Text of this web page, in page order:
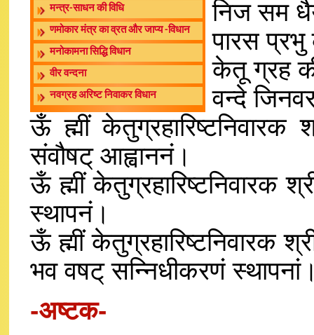
मन्त्र-साधन की विधि
णमोकार मंत्र का व्रत और जाप्य -विधान
मनोकामना सिद्धि विधान
वीर वन्दना
नवग्रह अरिष्ट निवाकर विधान
निज सम
पारस
केतू ग्रह
वन्दे
ऊँ ह्मीं केतुग्रहारिष्टनिवारक
संवौषट् आह्वाननं।
ऊँ ह्मीं केतुग्रहारिष्टनिवारक
स्थापनं।
ऊँ ह्मीं केतुग्रहारिष्टनिवारक
भव वषट् सन्निधीकरणं
-अष्टक-